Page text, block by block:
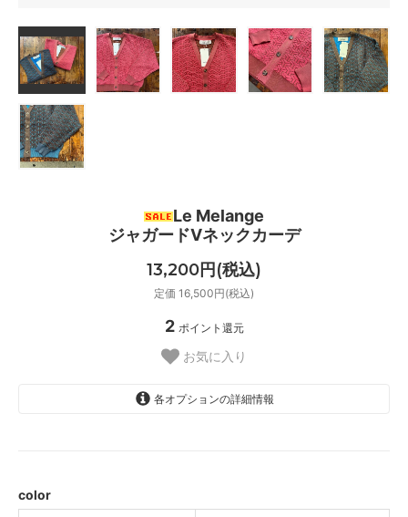
Le Melange
ジャガードVネックカーデ
13,200円(税込)
定価 16,500円(税込)
2 ポイント還元
お気に入り
各オプションの詳細情報
color